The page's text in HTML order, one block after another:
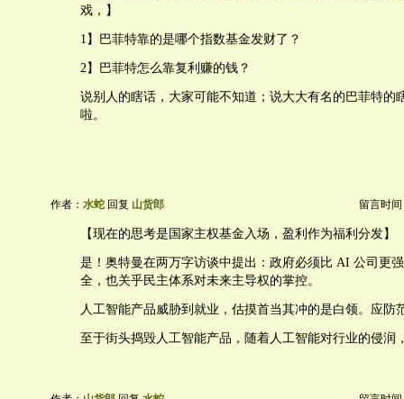
戏，】
1】巴菲特靠的是哪个指数基金发财了？
2】巴菲特怎么靠复利赚的钱？
说别人的瞎话，大家可能不知道；说大大有名的巴菲特的
啦。
作者： 水蛇 回复 山货郎 留言时间
【现在的思考是国家主权基金入场，盈利作为福利分发】
是！奥特曼在两万字访谈中提出：政府必须比 AI 公司更
全，也关乎民主体系对未来主导权的掌控。
人工智能产品威胁到就业，估摸首当其冲的是白领。应防
至于街头捣毁人工智能产品，随着人工智能对行业的侵润